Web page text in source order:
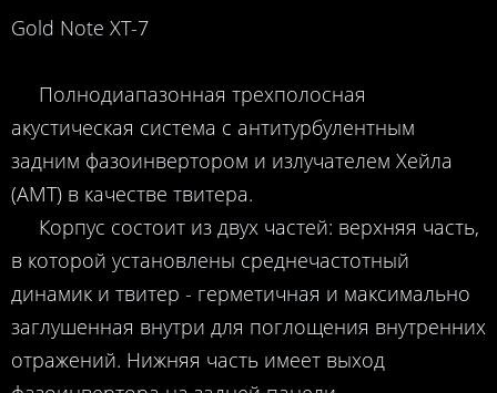
Gold Note XT-7
Полнодиапазонная трехполосная
акустическая система с антитурбулентным
задним фазоинвертором и излучателем Хейла
(AMT) в качестве твитера.
Корпус состоит из двух частей: верхняя часть,
в которой установлены среднечастотный
динамик и твитер - герметичная и максимально
заглушенная внутри для поглощения внутренних
отражений. Нижняя часть имеет выход